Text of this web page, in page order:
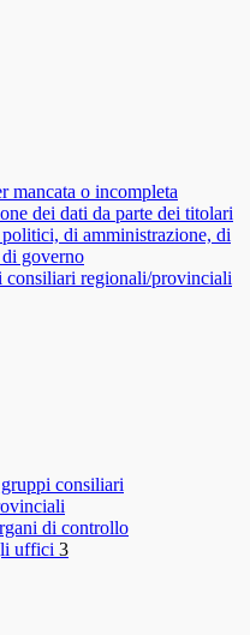
mancata o incompleta
dei dati da parte dei titolari
di amministrazione, di
governo
consiliari regionali/provinciali
consiliari
di controllo
uffici 3